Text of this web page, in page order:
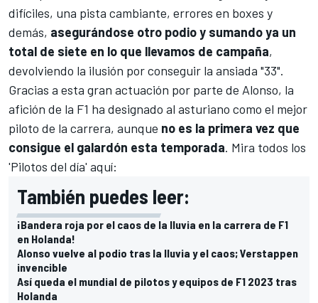
difíciles, una pista cambiante, errores en boxes y
demás, asegurándose otro podio y sumando ya un
total de siete en lo que llevamos de campaña,
devolviendo la ilusión por conseguir la ansiada "33".
Gracias a esta gran actuación por parte de Alonso, la
afición de la F1 ha designado al asturiano como el mejor
piloto de la carrera, aunque no es la primera vez que
consigue el galardón esta temporada. Mira todos los
'Pilotos del día' aquí:
También puedes leer:
¡Bandera roja por el caos de la lluvia en la carrera de F1
en Holanda!
Alonso vuelve al podio tras la lluvia y el caos; Verstappen
invencible
Así queda el mundial de pilotos y equipos de F1 2023 tras
Holanda